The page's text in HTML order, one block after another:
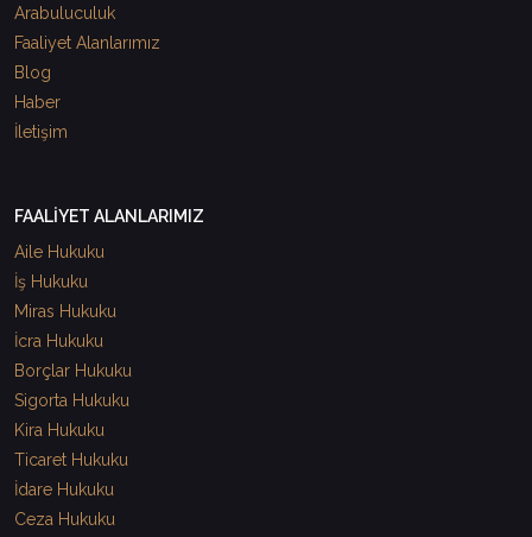
Arabuluculuk
Faaliyet Alanlarımız
Blog
Haber
İletişim
FAALİYET ALANLARIMIZ
Aile Hukuku
İş Hukuku
Miras Hukuku
İcra Hukuku
Borçlar Hukuku
Sigorta Hukuku
Kira Hukuku
Ticaret Hukuku
İdare Hukuku
Ceza Hukuku